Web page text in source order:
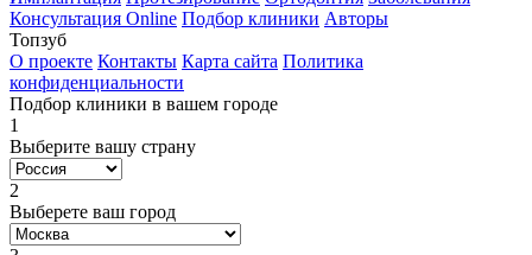
Консультация Online Подбор клиники Авторы
Топзуб
О проекте Контакты Карта сайта Политика
конфиденциальности
Подбор клиники в вашем городе
1
Выберите вашу страну
2
Выберете ваш город